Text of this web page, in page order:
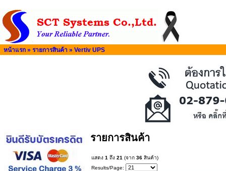
หน้าแรก » รายการสินค้า » Vertiv UPS
รายการสินค้า
แสดง 1 ถึง 21 (จาก 36 สินค้า)
Results/Page: